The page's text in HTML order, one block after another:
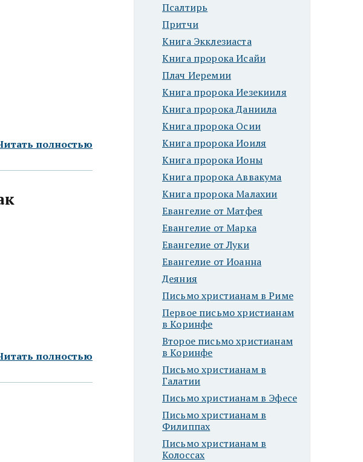
полностью
полностью
Псалтирь
Притчи
Книга Экклезиаста
Книга пророка Исайи
Плач Иеремии
Книга пророка Иезекииля
Книга пророка Даниила
Книга пророка Осии
Книга пророка Иоиля
Книга пророка Ионы
Книга пророка Аввакума
Книга пророка Малахии
Евангелие от Матфея
Евангелие от Марка
Евангелие от Луки
Евангелие от Иоанна
Деяния
Письмо христианам в Риме
Первое письмо христианам
в Коринфе
Второе письмо христианам
в Коринфе
Письмо христианам в
Галатии
Письмо христианам в Эфесе
Письмо христианам в
Филиппах
Письмо христианам в
Колоссах